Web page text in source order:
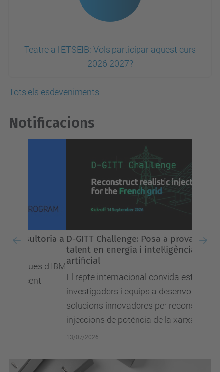
Teatre a l'ETSEIB: Vols participar aquest curs
2026-2027?
Tots els esdeveniments
Notificacions
D-GITT Challenge: Posa a prova el teu
talent en energia i intel·ligència
artificial
El repte internacional convida estudiants,
investigadors i equips a desenvolupar
solucions innovadores per reconstruir les
injeccions de potència de la xarxa elèctrica
francesa, amb premis de fins a...
Previous